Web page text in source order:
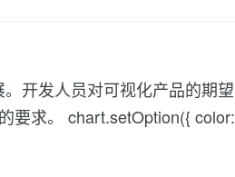
开发人员对可视化产品的期望
要求。 chart.setOption({ color: